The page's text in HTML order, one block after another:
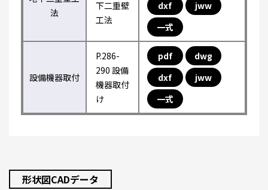
法
下二重壁
工法
dxf
jww
一式
設備機器取付
P.286-
290 設備
機器取付
け
pdf
dwg
dxf
jww
一式
形状図CADデータ